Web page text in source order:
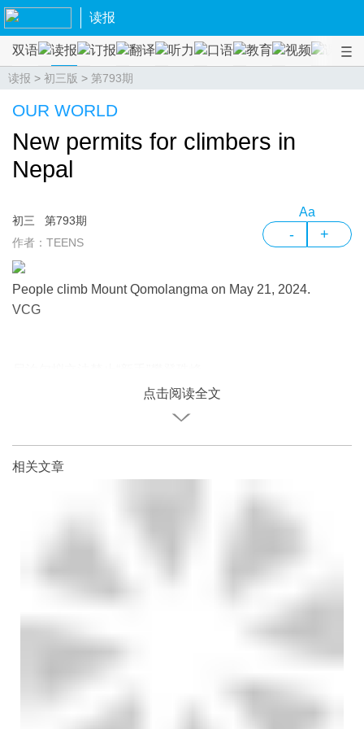
读报
双语 读报 订报 翻译 听力 口语 教育 视频 课程
读报 > 初三版 > 第793期
OUR WORLD
New permits for climbers in
Nepal
初三
第793期
作者：TEENS
Aa
- +
People climb Mount Qomolangma on May 21, 2024.
VCG
点击阅读全文
相关文章